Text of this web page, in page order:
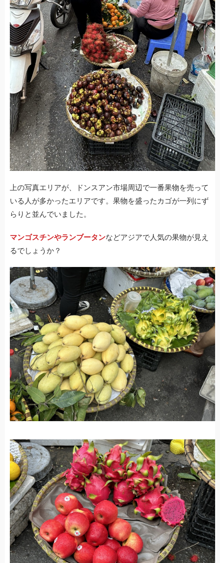
上の写真エリアが、ドンスアン市場周辺で一番果物を売って
いる人が多かったエリアです。果物を盛ったカゴが一列にず
らりと並んでいました。
マンゴスチンやランブータンなどアジアで人気の果物が見え
るでしょうか？